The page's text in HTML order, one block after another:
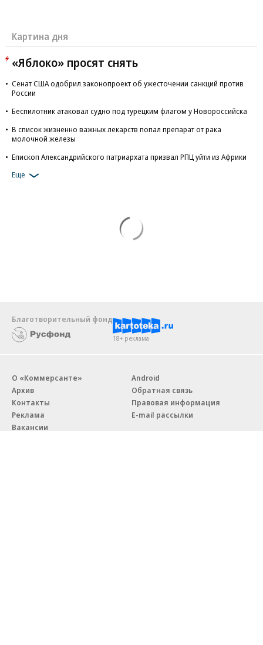
Картина дня
«Яблоко» просят снять
Сенат США одобрил законопроект об ужесточении санкций против
России
Беспилотник атаковал судно под турецким флагом у Новороссийска
В список жизненно важных лекарств попал препарат от рака
молочной железы
Епископ Александрийского патриархата призвал РПЦ уйти из Африки
Еще